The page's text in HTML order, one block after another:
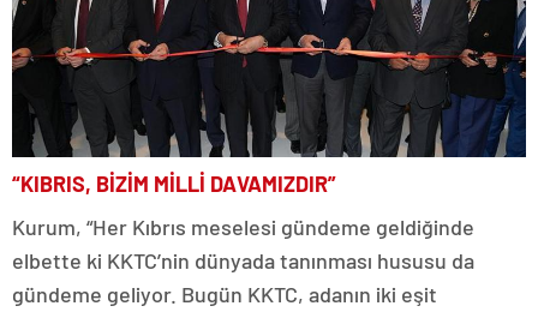
“KIBRIS, BİZİM MİLLİ DAVAMIZDIR”
Kurum, “Her Kıbrıs meselesi gündeme geldiğinde
elbette ki KKTC’nin dünyada tanınması hususu da
gündeme geliyor. Bugün KKTC, adanın iki eşit